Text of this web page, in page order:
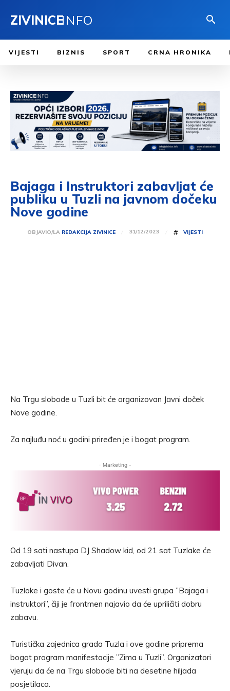
ZIVINICEINFO
VIJESTI BIZNIS SPORT CRNA HRONIKA
Bajaga i Instruktori zabavljat će
publiku u Tuzli na javnom dočeku
Nove godine
OBJAVIO/LA REDAKCIJA ZIVINICE 31/12/2023 # VIJESTI
Na Trgu slobode u Tuzli bit će organizovan Javni doček
Nove godine.
Za najluđu noć u godini priređen je i bogat program.
- Marketing -
Od 19 sati nastupa DJ Shadow kid, od 21 sat Tuzlake će
zabavljati Divan.
Tuzlake i goste će u Novu godinu uvesti grupa ”Bajaga i
instruktori”, čiji je frontmen najavio da će upriličiti dobru
zabavu.
Turistička zajednica grada Tuzla i ove godine priprema
bogat program manifestacije ”Zima u Tuzli”. Organizatori
vjeruju da će na Trgu slobode biti na desetine hiljada
posjetilaca.